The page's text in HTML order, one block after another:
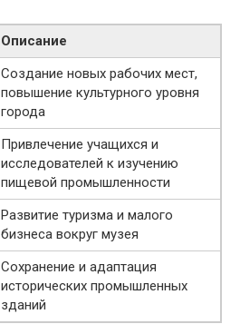
Описание
Создание новых рабочих мест,
повышение культурного уровня
города
Привлечение учащихся и
исследователей к изучению
пищевой промышленности
Развитие туризма и малого
бизнеса вокруг музея
Сохранение и адаптация
исторических промышленных
зданий